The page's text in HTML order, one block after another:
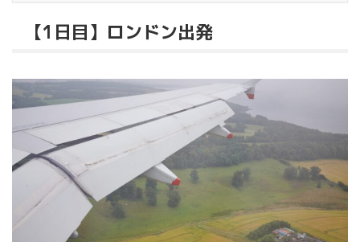
【1日目】ロンドン出発